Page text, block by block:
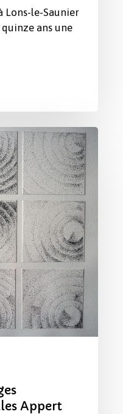
Lons-le-Saunier
ans une
Appert